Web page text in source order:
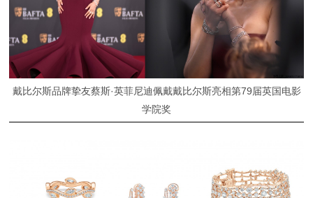
戴比尔斯品牌挚友蔡斯·英菲尼迪佩戴戴比尔斯亮相第79届英国电影
学院奖